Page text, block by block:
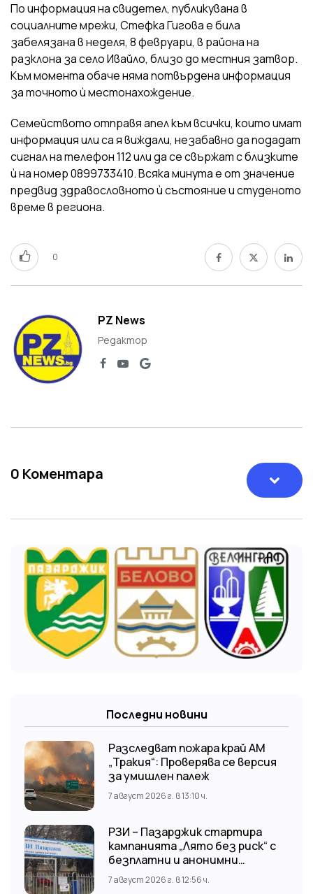
По информация на свидетел, публикувана в
социалните мрежи, Стефка Гигова е била
забелязана в неделя, 8 февруари, в района на
разклона за село Ивайло, близо до местния затвор.
Към момента обаче няма потвърдена информация
за точното ѝ местонахождение.
Семейството отправя апел към всички, които имат
информация или са я виждали, незабавно да подадат
сигнал на телефон 112 или да се свържат с близките
ѝ на номер 0899733410. Всяка минута е от значение
предвид здравословното ѝ състояние и студеното
време в региона.
0
PZ News
Редактор
0 Коментара
Последни новини
Разследват пожара край АМ
„Тракия“: Проверява се версия
за умишлен палеж
7 август 2026 г. в 13:10 ч.
РЗИ – Пазарджик стартира
кампанията „Лято без риск“ с
безплатни и анонимни
изследвания за ХИВ
7 август 2026 г. в 12:56 ч.